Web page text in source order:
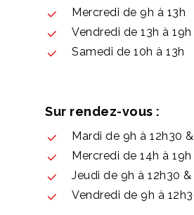
Mercredi de 9h à 13h
Vendredi de 13h à 19h
Samedi de 10h à 13h
Sur rendez-vous :
Mardi de 9h à 12h30
Mercredi de 14h à 19h
Jeudi de 9h à 12h30
Vendredi de 9h à